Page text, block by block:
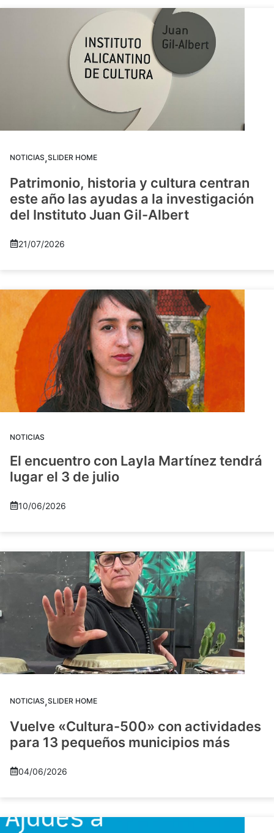
NOTICIAS,SLIDER HOME
Patrimonio, historia y cultura centran
este año las ayudas a la investigación
del Instituto Juan Gil-Albert
21/07/2026
NOTICIAS
El encuentro con Layla Martínez tendrá
lugar el 3 de julio
10/06/2026
NOTICIAS,SLIDER HOME
Vuelve «Cultura-500» con actividades
para 13 pequeños municipios más
04/06/2026